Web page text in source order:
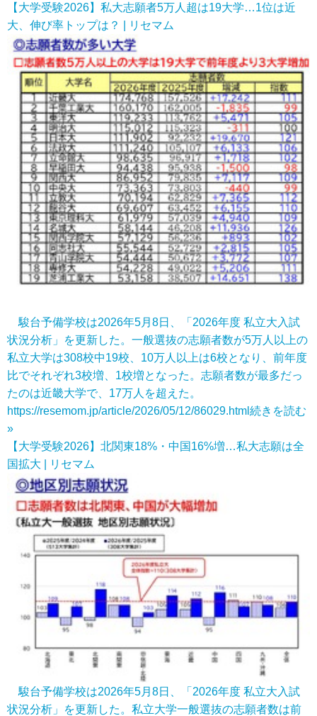
【大学受験2026】私大志願者5万人超は19大学…1位は近
大、伸び率トップは？ | リセマム
駿台予備学校は2026年5月8日、「2026年度 私立大入試
状況分析」を更新した。一般選抜の志願者数が5万人以上の
私立大学は308校中19校、10万人以上は6校となり、前年度
比でそれぞれ3校増、1校増となった。志願者数が最多だっ
たのは近畿大学で、17万人を超えた。
https://resemom.jp/article/2026/05/12/86029.html 続きを読む
»
【大学受験2026】北関東18%・中国16%増…私大志願は全
国拡大 | リセマム
駿台予備学校は2026年5月8日、「2026年度 私立大入試
状況分析」を更新した。私立大学一般選抜の志願者数は前